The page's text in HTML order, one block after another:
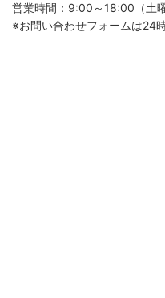
営業時間：9:00～18:00（土
※お問い合わせフォームは24